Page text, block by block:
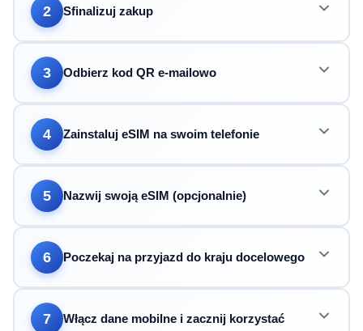
2 Sfinalizuj zakup
3 Odbierz kod QR e-mailowo
4 Zainstaluj eSIM na swoim telefonie
5 Nazwij swoją eSIM (opcjonalnie)
6 Poczekaj na przyjazd do kraju docelowego
7 Włącz dane mobilne i zacznij korzystać